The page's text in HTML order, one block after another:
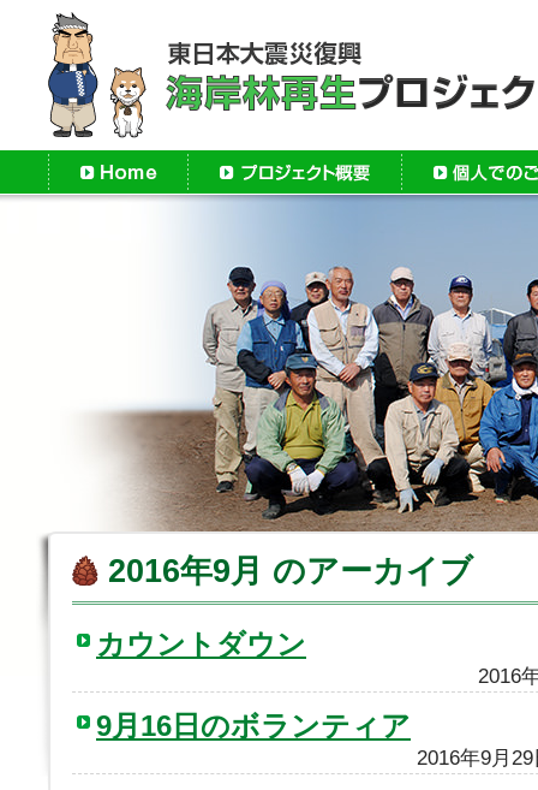
2016年9月 のアーカイブ
カウントダウン
2016
9月16日のボランティア
2016年9月